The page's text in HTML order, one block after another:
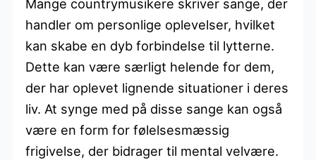
Mange countrymusikere skriver sange, der
handler om personlige oplevelser, hvilket
kan skabe en dyb forbindelse til lytterne.
Dette kan være særligt helende for dem,
der har oplevet lignende situationer i deres
liv. At synge med på disse sange kan også
være en form for følelsesmæssig
frigivelse, der bidrager til mental velvære.